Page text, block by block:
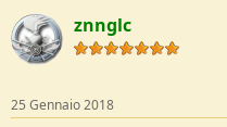
c
t
i
o
s
:
znnglc
25 Gennaio 2018